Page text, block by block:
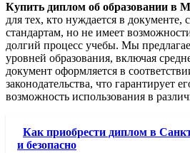
Купить диплом об образовании в
для тех, кто нуждается в документе,
стандартам, но не имеет
долгий процесс учебы. Мы
уровней образования, включая
документ оформляется в
законодательства, что гарантирует
возможность использования в
Как приобрести диплом в
и безопасно